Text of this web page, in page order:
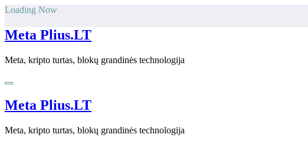
Skip
content
Loading Now
Meta Plius.LT
Meta, kripto turtas, blokų grandinės technologija
Meta Plius.LT
Meta, kripto turtas, blokų grandinės technologija